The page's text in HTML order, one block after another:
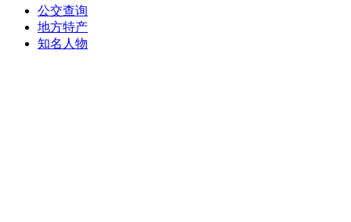
公交查询
地方特产
知名人物